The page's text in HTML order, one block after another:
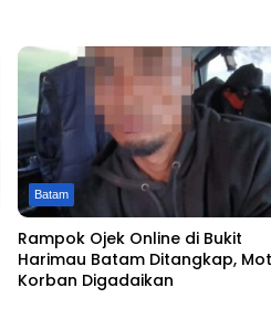
Batam
Rampok Ojek Online di Bukit
Harimau Batam Ditangkap,
Korban Digadaikan